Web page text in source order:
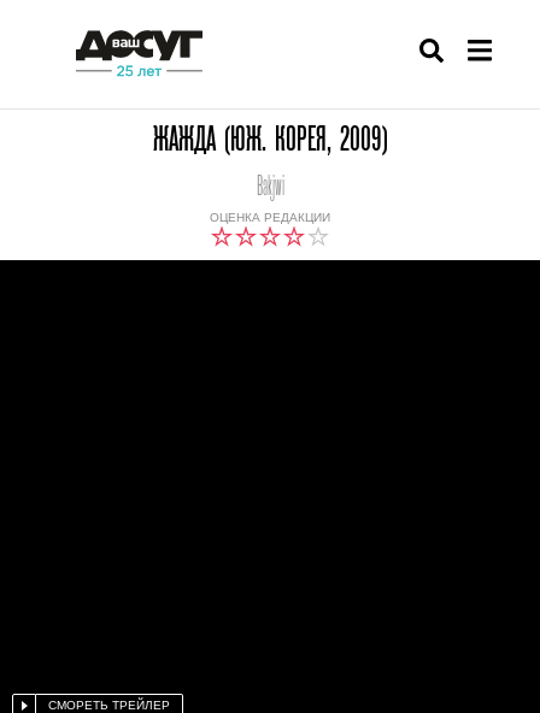
ЖАЖДА (ЮЖ. КОРЕЯ, 2009)
ОЦЕНКА РЕДАКЦИИ
Bakjwi
СМОРЕТЬ ТРЕЙЛЕР